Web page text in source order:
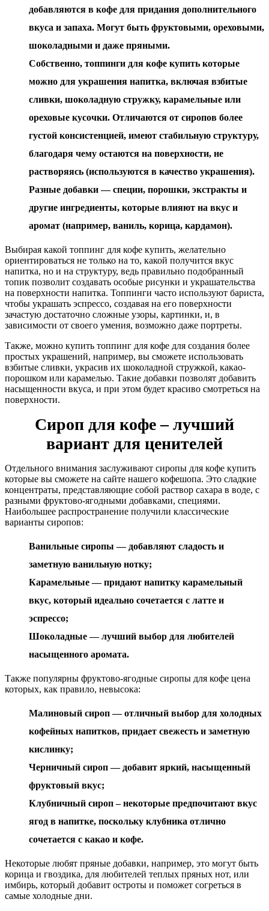
добавляются в кофе для придания дополнительного
вкуса и запаха. Могут быть фруктовыми, ореховыми,
шоколадными и даже пряными.
Собственно, топпинги для кофе купить которые
можно для украшения напитка, включая взбитые
сливки, шоколадную стружку, карамельные или
ореховые кусочки. Отличаются от сиропов более
густой консистенцией, имеют стабильную структуру,
благодаря чему остаются на поверхности, не
растворяясь (используются в качество украшения).
Разные добавки — специи, порошки, экстракты и
другие ингредиенты, которые влияют на вкус и
аромат (например, ваниль, корица, кардамон).
Выбирая какой топпинг для кофе купить, желательно
ориентироваться не только на то, какой получится вкус
напитка, но и на структуру, ведь правильно подобранный
топик позволит создавать особые рисунки и украшательства
на поверхности напитка. Топпинги часто используют бариста,
чтобы украшать эспрессо, создавая на его поверхности
зачастую достаточно сложные узоры, картинки, и, в
зависимости от своего умения, возможно даже портреты.
Также, можно купить топпинг для кофе для создания более
простых украшений, например, вы сможете использовать
взбитые сливки, украсив их шоколадной стружкой, какао-
порошком или карамелью. Такие добавки позволят добавить
насыщенности вкуса, и при этом будет красиво смотреться на
поверхности.
Сироп для кофе – лучший
вариант для ценителей
Отдельного внимания заслуживают сиропы для кофе купить
которые вы сможете на сайте нашего кофешопа. Это сладкие
концентраты, представляющие собой раствор сахара в воде, с
разными фруктово-ягодными добавками, специями.
Наибольшее распространение получили классические
варианты сиропов:
Ванильные сиропы — добавляют сладость и
заметную ванильную нотку;
Карамельные — придают напитку карамельный
вкус, который идеально сочетается с латте и
эспрессо;
Шоколадные — лучший выбор для любителей
насыщенного аромата.
Также популярны фруктово-ягодные сиропы для кофе цена
которых, как правило, невысока:
Малиновый сироп — отличный выбор для холодных
кофейных напитков, придает свежесть и заметную
кислинку;
Черничный сироп — добавит яркий, насыщенный
фруктовый вкус;
Клубничный сироп – некоторые предпочитают вкус
ягод в напитке, поскольку клубника отлично
сочетается с какао и кофе.
Некоторые любят пряные добавки, например, это могут быть
корица и гвоздика, для любителей теплых пряных нот, или
имбирь, который добавит остроты и поможет согреться в
самые холодные дни.